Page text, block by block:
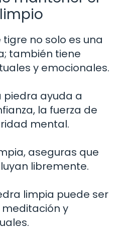
no solo es una
también tiene
y emocionales.
piedra ayuda a
la fuerza de
mental.
aseguras que
libremente.
limpia puede ser
y